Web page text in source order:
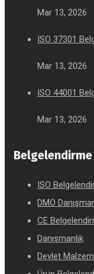
Mar 13, 2026
ISO 37301
Mar 13, 2026
ISO 44001
Mar 13, 2026
Belgelendirme
ISO
DMO
CE
Danışmanlık
Devlet